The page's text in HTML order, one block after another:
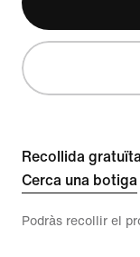
Recollida gratuïta
Cerca una botiga
Podràs recollir el